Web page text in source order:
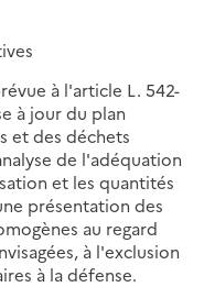
à l'article L. 542-
à jour du plan
et des déchets
de l'adéquation
et les quantités
présentation des
au regard
à l'exclusion
à la défense.